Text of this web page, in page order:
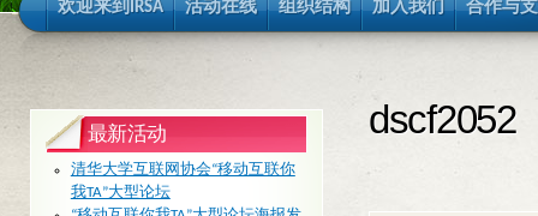
欢迎来到IRSA 活动在线 组织结构 加入我们 合作与
dscf2052
最新活动
清华大学互联网协会“移动互联你
我TA”大型论坛